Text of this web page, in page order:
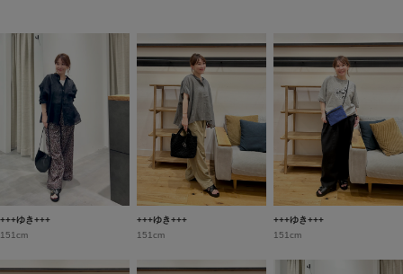
+++ゆき+++
151cm
+++ゆき+++
151cm
+++ゆき+++
151cm